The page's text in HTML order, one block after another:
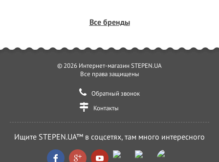
Все бренды
© 2026 Интернет-магазин STEPEN.UA
Все права защищены
Обратный звонок
Контакты
Ищите STEPEN.UA™ в соцсетях, там много интересного